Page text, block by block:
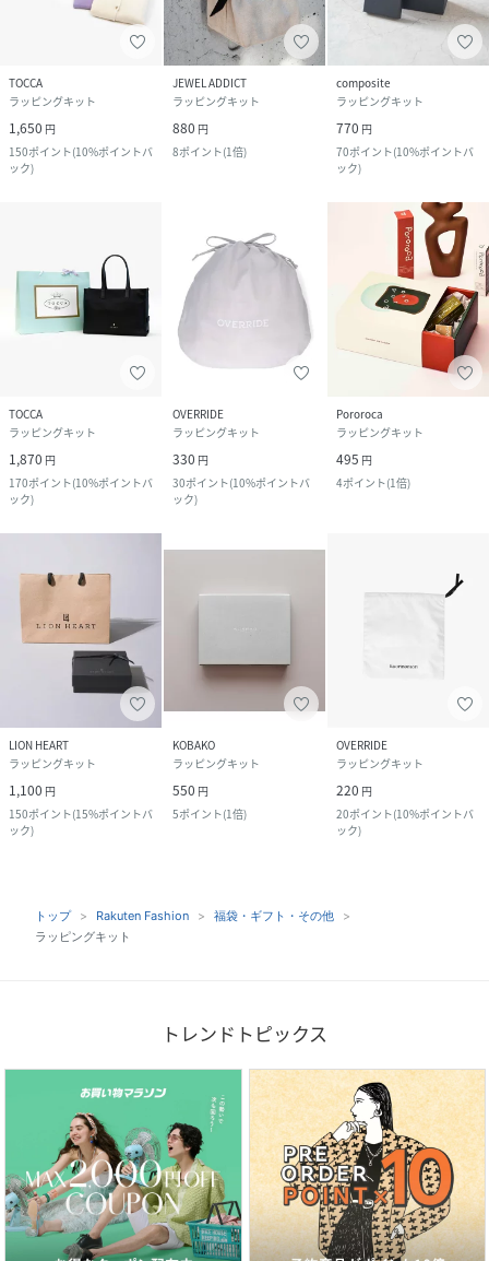
TOCCA
ラッピングキット
1,650 円
150ポイント(10%ポイントバ
ック)
JEWEL ADDICT
ラッピングキット
880 円
8ポイント(1倍)
composite
ラッピングキット
770 円
70ポイント(10%ポイントバ
ック)
TOCCA
ラッピングキット
1,870 円
170ポイント(10%ポイントバ
ック)
OVERRIDE
ラッピングキット
330 円
30ポイント(10%ポイントバ
ック)
Pororoca
ラッピングキット
495 円
4ポイント(1倍)
LION HEART
ラッピングキット
1,100 円
150ポイント(15%ポイントバ
ック)
KOBAKO
ラッピングキット
550 円
5ポイント(1倍)
OVERRIDE
ラッピングキット
220 円
20ポイント(10%ポイントバ
ック)
トップ Rakuten Fashion
福袋・ギフト・その他
ラッピングキット
トレンドトピックス